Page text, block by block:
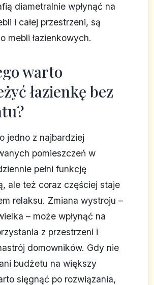
diametralnie wpłynąć na
i całej przestrzeni, są
mebli łazienkowych.
warto
łazienkę bez
jedno z najbardziej
pomieszczeń w
pełni funkcję
ale też coraz częściej staje
relaksu. Zmiana wystroju –
– może wpłynąć na
z przestrzeni i
domowników. Gdy nie
budżetu na większy
sięgnąć po rozwiązania,